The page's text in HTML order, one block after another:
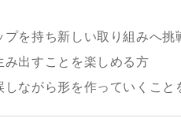
プを持ち新しい取り組みへ挑
み出すことを楽しめる方
しながら形を作っていくこ